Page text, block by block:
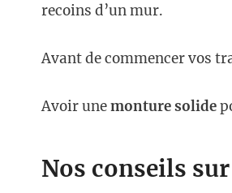
recoins d’un mur.
Avant de commencer vos
Avoir unemonture solide
Nos conseils